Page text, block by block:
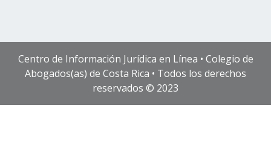
Centro de Información Jurídica en Línea • Colegio de
Abogados(as) de Costa Rica • Todos los derechos
reservados © 2023